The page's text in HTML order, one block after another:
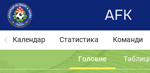
AFK
Календар Статистика Команди
Головне Таблиці